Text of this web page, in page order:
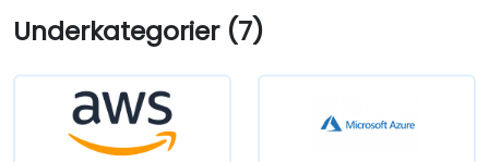
Underkategorier (7)